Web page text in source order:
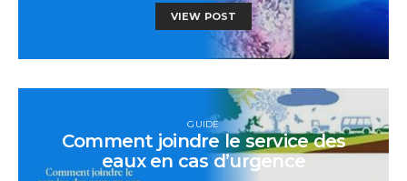
VIEW POST
GUIDE
Comment joindre le service des
eaux en cas d’urgence